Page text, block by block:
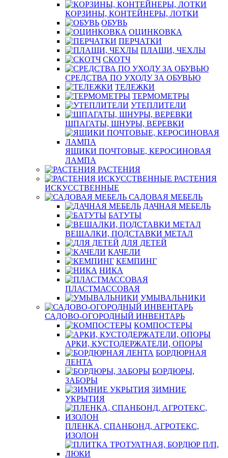
КОРЗИНЫ, КОНТЕЙНЕРЫ, ЛОТКИ
ОБУВЬ
ОЦИНКОВКА
ПЕРЧАТКИ
ПЛАЩИ, ЧЕХЛЫ
СКОТЧ
СРЕДСТВА ПО УХОДУ ЗА ОБУВЬЮ
ТЕЛЕЖКИ
ТЕРМОМЕТРЫ
УТЕПЛИТЕЛИ
ШПАГАТЫ, ШНУРЫ, ВЕРЕВКИ
ЯЩИКИ ПОЧТОВЫЕ, КЕРОСИНОВАЯ
ЛАМПА
РАСТЕНИЯ
РАСТЕНИЯ
ИСКУССТВЕННЫЕ
САДОВАЯ МЕБЕЛЬ
ДАЧНАЯ МЕБЕЛЬ
БАТУТЫ
ВЕШАЛКИ, ПОДСТАВКИ МЕТАЛ
ДЛЯ ДЕТЕЙ
КАЧЕЛИ
КЕМПИНГ
НИКА
ПЛАСТМАССОВАЯ
УМЫВАЛЬНИКИ
САДОВО-ОГОРОДНЫЙ ИНВЕНТАРЬ
КОМПОСТЕРЫ
АРКИ, КУСТОДЕРЖАТЕЛИ, ОПОРЫ
БОРДЮРНАЯ
ЛЕНТА
БОРДЮРЫ,
ЗАБОРЫ
ЗИМНИЕ
УКРЫТИЯ
ПЛЕНКА, СПАНБОНД, АГРОТЕКС,
ИЗОЛОН